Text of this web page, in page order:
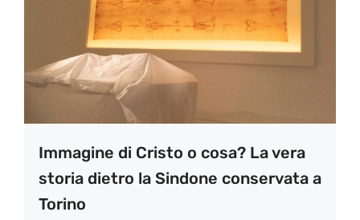
Immagine di Cristo o cosa? La vera
storia dietro la Sindone conservata a
Torino